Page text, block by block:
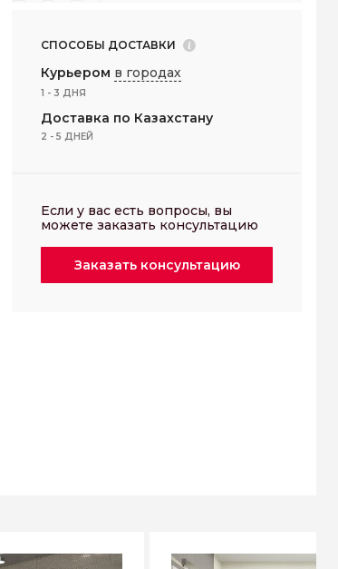
СПОСОБЫ ДОСТАВКИ
Курьером в городах
1 - 3 ДНЯ
Доставка по Казахстану
2 - 5 ДНЕЙ
Если у вас есть вопросы, вы
можете заказать консультацию
Заказать консультацию